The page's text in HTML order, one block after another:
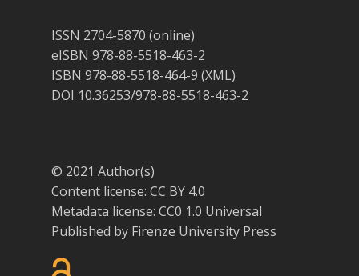
ISSN 2704-5870 (online)
eISBN 978-88-5518-463-2
ISBN 978-88-5518-464-9 (XML)
DOI 10.36253/978-88-5518-463-2
© 2021 Author(s)
Content license: CC BY 4.0
Metadata license: CC0 1.0 Universal
Published by Firenze University Press